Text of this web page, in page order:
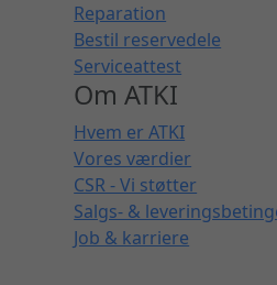
Reparation
Bestil reservedele
Serviceattest
Om ATKI
Hvem er ATKI
Vores værdier
CSR - Vi støtter
Salgs- &
Job & karriere